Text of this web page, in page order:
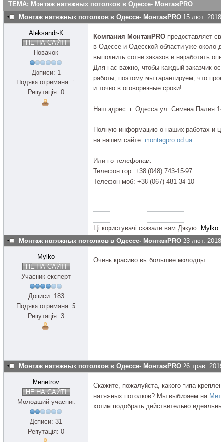
ТЕМА: Монтаж натяжных потолков в Одессе- МонтажPRO
Монтаж натяжных потолков в Одессе- МонтажPRO 15 лют.
Aleksandr-K
НЕ НА САЙТІ
Новачок
Дописи: 1
Подяка отримана: 1
Репутація: 0
Компания МонтажPRO предоставляет
в Одессе и Одесской области уже около
выполнить сотни заказов и наработать
Для нас важно, чтобы каждый заказчик
работы, поэтому мы гарантируем, что
и точно в оговоренные сроки!
Наш адрес: г. Одесса ул. Семена Палия
Полную информацию о наших работах и
на нашем сайте: montagpro.od.ua
Или по телефонам:
Телефон гор: +38 (048) 743-15-97
Телефон моб: +38 (067) 481-34-10
Ці користувачі сказали вам Дякую: Mylko
Монтаж натяжных потолков в Одессе- МонтажPRO 23 лют.
Mylko
НЕ НА САЙТІ
Учасник-експерт
Дописи: 183
Подяка отримана: 5
Репутація: 3
Очень красиво вы большие молодцы
Монтаж натяжных потолков в Одессе- МонтажPRO 26 трав.
Menetrov
НЕ НА САЙТІ
Молодший учасник
Дописи: 31
Репутація: 0
Скажите, пожалуйста, какого типа
натяжных потолков? Мы выбираем на
хотим подобрать действительно